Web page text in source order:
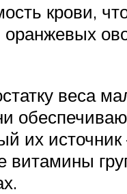
крови,
их
витамины